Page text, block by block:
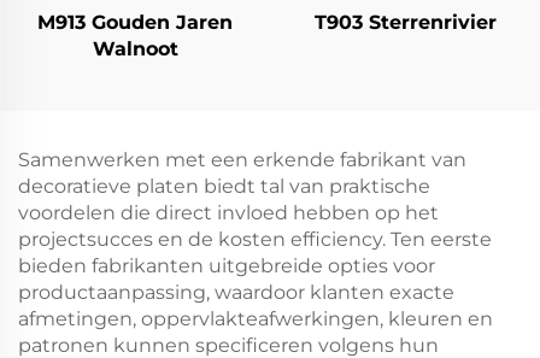
M913 Gouden Jaren
Walnoot
T903 Sterrenrivier
Samenwerken met een erkende fabrikant van
decoratieve platen biedt tal van praktische
voordelen die direct invloed hebben op het
projectsucces en de kosten efficiency. Ten eerste
bieden fabrikanten uitgebreide opties voor
productaanpassing, waardoor klanten exacte
afmetingen, oppervlakteafwerkingen, kleuren en
patronen kunnen specificeren volgens hun